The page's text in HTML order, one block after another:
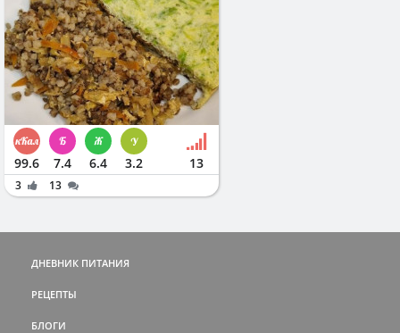
99.6 7.4 6.4 3.2 13
3 13
ДНЕВНИК ПИТАНИЯ
РЕЦЕПТЫ
БЛОГИ